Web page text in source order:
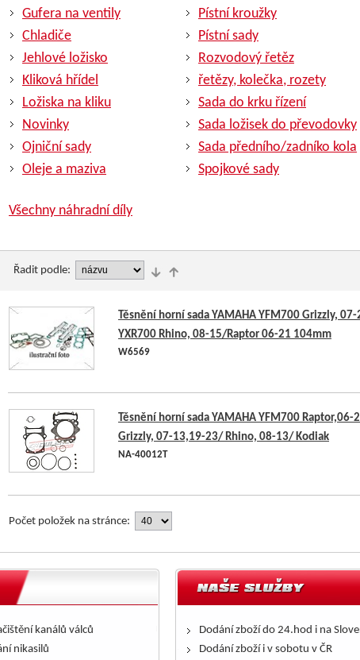
Gufera na ventily
Pístní kroužky
Chladiče
Pístní sady
Jehlové ložisko
Rozvodový řetěz
Kliková hřídel
řetězy, kolečka, rozety
Ložiska na kliku
Sada do krku řízení
Novinky
Sada ložisek do převodovky
Ojniční sady
Sada předního/zadníko kola
Oleje a maziva
Spojkové sady
Všechny náhradní díly
Řadit podle:
Těsnění horní sada YAMAHA YFM700 Grizzly,
YXR700 Rhino, 08-15/Raptor 06-21 104mm
W6569
Těsnění horní sada YAMAHA YFM700 Raptor,06-
Grizzly, 07-13,19-23/ Rhino, 08-13/ Kodiak
NA-40012T
Počet položek na stránce:
kanálů válců
nikasilů
Dodání zboží do 24.hod i na
Dodání zboží i v sobotu v ČR